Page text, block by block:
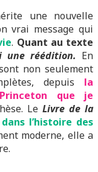
une nouvelle
vrai message qui
. Quant au texte
réédition. En
non seulement
depuis la
que je
LeLivre de la
l’histoire des
moderne, elle a